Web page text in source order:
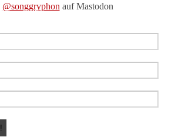
@songgryphon auf Mastodon